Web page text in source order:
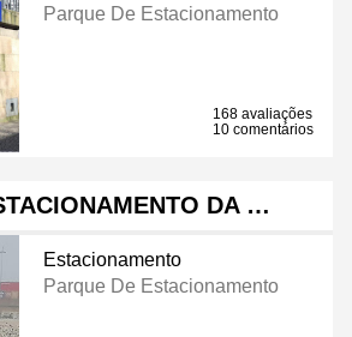
Parque De Estacionamento
168 avaliações
10 comentários
DA …
Estacionamento
Parque De Estacionamento